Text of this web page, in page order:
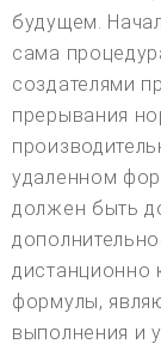
будущем.
сама
создателями
прерывания
удаленном
должен быть
дистанционно
формулы,
выполнения и